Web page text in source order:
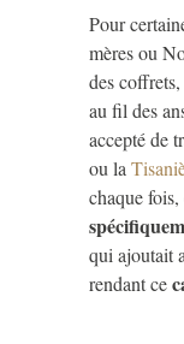
Pour
mères ou
des
au fil des
accepté de
ou la
chaque fois,
qui ajoutait
rendant ce